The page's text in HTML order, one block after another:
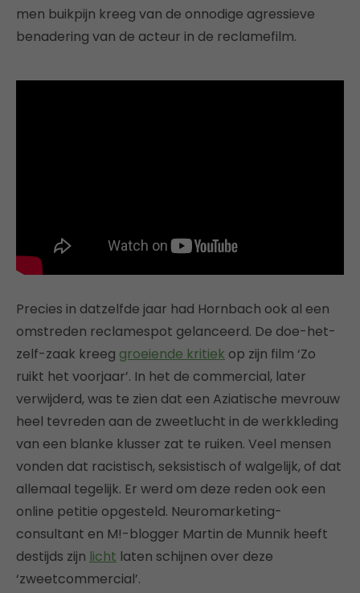
men buikpijn kreeg van de onnodige agressieve
benadering van de acteur in de reclamefilm.
Precies in datzelfde jaar had Hornbach ook al een
omstreden reclamespot gelanceerd. De doe-het-
zelf-zaak kreeg groeiende kritiek op zijn film ‘Zo
ruikt het voorjaar’. In het de commercial, later
verwijderd, was te zien dat een Aziatische mevrouw
heel tevreden aan de zweetlucht in de werkkleding
van een blanke klusser zat te ruiken. Veel mensen
vonden dat racistisch, seksistisch of walgelijk, of dat
allemaal tegelijk. Er werd om deze reden ook een
online petitie opgesteld. Neuromarketing-
consultant en M!-blogger Martin de Munnik heeft
destijds zijn licht laten schijnen over deze
‘zweetcommercial’.